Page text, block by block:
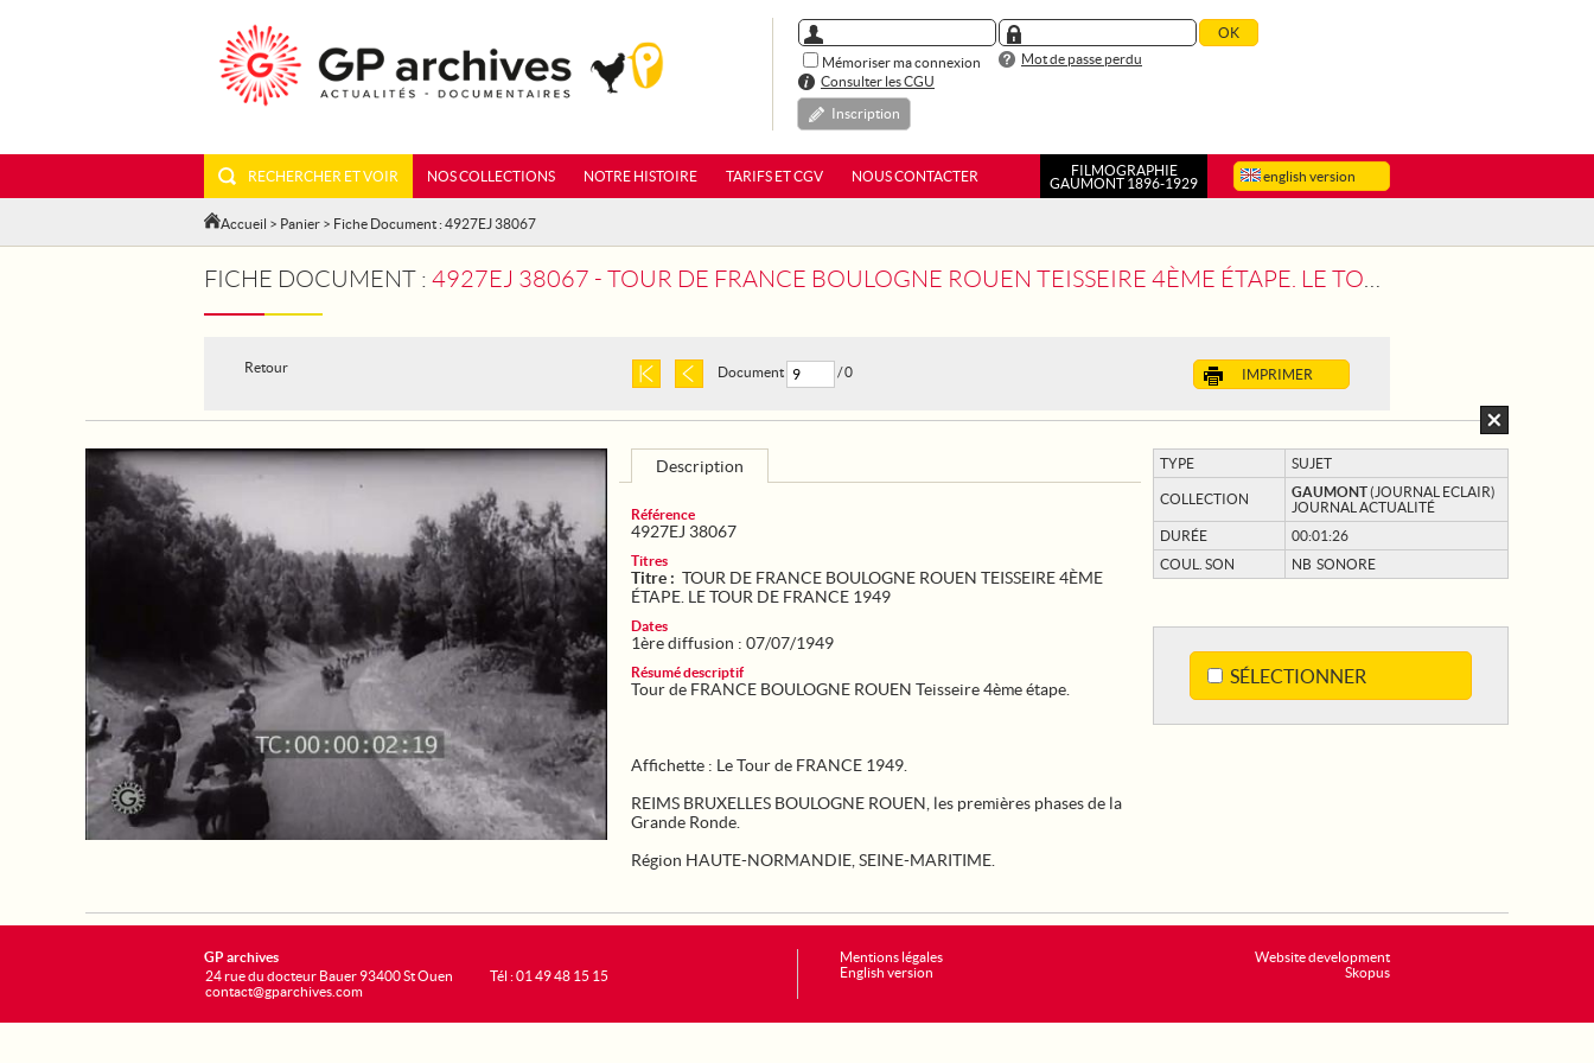
Mémoriser ma connexion
Mot de passe perdu
Consulter les CGU
Inscription
english version
RECHERCHER ET VOIR NOS COLLECTIONS NOTRE HISTOIRE TARIFS ET CGV NOUS CONTACTER
FILMOGRAPHIE
GAUMONT 1896-1929
Accueil > Panier > Fiche Document : 4927EJ 38067
FICHE DOCUMENT : 4927EJ 38067 - TOUR DE FRANCE BOULOGNE ROUEN TEISSEIRE 4ÈME ÉTAPE. LE TOUR DE FRANCE 1949
Retour IMPRIMER
Document / 0
TYPE SUJET
COLLECTION GAUMONT(JOURNAL ECLAIR)
JOURNAL ACTUALITÉ
DURÉE
00:01:26
COUL. SON
NB SONORE
SÉLECTIONNER
Description
Référence
4927EJ 38067
Titres
Titre : TOUR DE FRANCE BOULOGNE ROUEN TEISSEIRE 4ÈME
ÉTAPE. LE TOUR DE FRANCE 1949
Dates
1ère diffusion : 07/07/1949
Résumé descriptif
Tour de FRANCE BOULOGNE ROUEN Teisseire 4ème étape.
Affichette : Le Tour de FRANCE 1949.
REIMS BRUXELLES BOULOGNE ROUEN, les premières phases de la
Grande Ronde.
Région HAUTE-NORMANDIE, SEINE-MARITIME.
Website development
Skopus
GP archives
24 rue du docteur Bauer 93400 St Ouen
contact@gparchives.com
Tél : 01 49 48 15 15
Mentions légales
English version